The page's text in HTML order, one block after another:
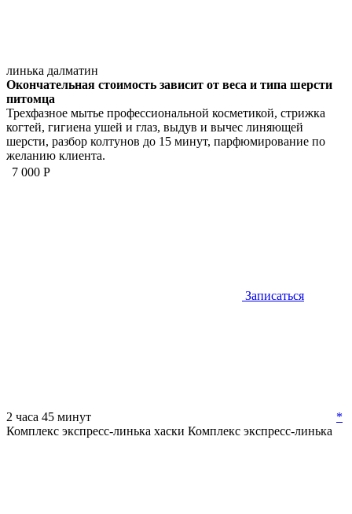
линька далматин
Окончательная стоимость зависит от веса и типа шерсти
питомца
Трехфазное мытье профессиональной косметикой, стрижка
когтей, гигиена ушей и глаз, выдув и вычес линяющей
шерсти, разбор колтунов до 15 минут, парфюмирование по
желанию клиента.
7 000 Р
Записаться
2 часа 45 минут
*
Комплекс экспресс-линька хаски Комплекс экспресс-линька